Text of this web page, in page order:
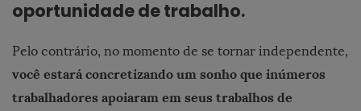
oportunidade de trabalho.
Pelo contrário, no momento de se tornar independente,
você estará concretizando um sonho que inúmeros
trabalhadores apoiaram em seus trabalhos de